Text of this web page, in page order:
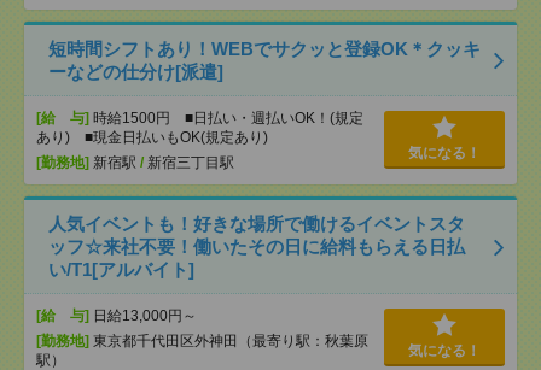
短時間シフトあり！WEBでサクッと登録OK＊クッキ
ーなどの仕分け[派遣]
[給 与] 時給1500円 ■日払い・週払いOK！(規定
あり) ■現金日払いもOK(規定あり)
[勤務地] 新宿駅 / 新宿三丁目駅
気になる！
人気イベントも！好きな場所で働けるイベントスタ
ッフ☆来社不要！働いたその日に給料もらえる日払
い/T1[アルバイト]
[給 与] 日給13,000円～
[勤務地] 東京都千代田区外神田（最寄り駅：秋葉原
駅）
気になる！